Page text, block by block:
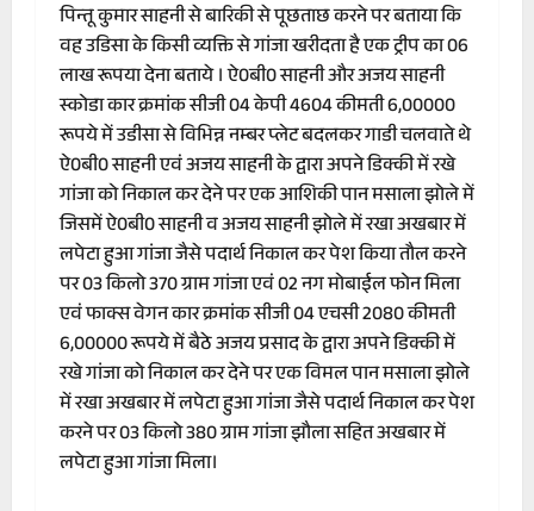
पिन्तू कुमार साहनी से बारिकी से पूछताछ करने पर बताया कि
वह उडिसा के किसी व्यक्ति से गांजा खरीदता है एक ट्रीप का 06
लाख रूपया देना बताये । ऐ0बी0 साहनी और अजय साहनी
स्कोडा कार क्रमांक सीजी 04 केपी 4604 कीमती 6,00000
रूपये में उडीसा से विभिन्न नम्बर प्लेट बदलकर गाडी चलवाते थे
ऐ0बी0 साहनी एवं अजय साहनी के द्वारा अपने डिक्की में रखे
गांजा को निकाल कर देने पर एक आशिकी पान मसाला झोले में
जिसमें ऐ0बी0 साहनी व अजय साहनी झोले में रखा अखबार में
लपेटा हुआ गांजा जैसे पदार्थ निकाल कर पेश किया तौल करने
पर 03 किलो 370 ग्राम गांजा एवं 02 नग मोबाईल फोन मिला
एवं फाक्स वेगन कार क्रमांक सीजी 04 एचसी 2080 कीमती
6,00000 रूपये में बैठे अजय प्रसाद के द्वारा अपने डिक्की में
रखे गांजा को निकाल कर देने पर एक विमल पान मसाला झोले
में रखा अखबार में लपेटा हुआ गांजा जैसे पदार्थ निकाल कर पेश
करने पर 03 किलो 380 ग्राम गांजा झौला सहित अखबार में
लपेटा हुआ गांजा मिला।